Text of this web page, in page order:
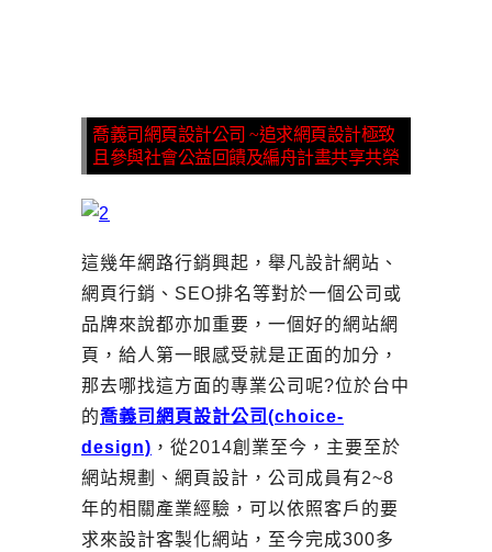
喬義司網頁設計公司 ~追求網頁設計極致
且參與社會公益回饋及編舟計畫共享共榮
這幾年網路行銷興起，舉凡設計網站、
網頁行銷、SEO排名等對於一個公司或
品牌來說都亦加重要，一個好的網站網
頁，給人第一眼感受就是正面的加分，
那去哪找這方面的專業公司呢?位於台中
的喬義司網頁設計公司(choice-
design) ，從2014創業至今，主要至於
網站規劃、網頁設計，公司成員有2~8
年的相關產業經驗，可以依照客戶的要
求來設計客製化網站，至今完成300多